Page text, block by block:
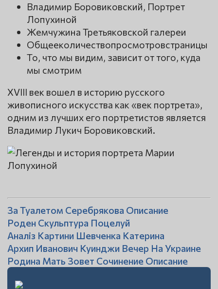
Владимир Боровиковский, Портрет
Лопухиной
Жемчужина Третьяковской галереи
Общееколичествопросмотровстраницы
То, что мы видим, зависит от того, куда
мы смотрим
XVIII век вошел в историю русского
живописного искусства как «век портрета»,
одним из лучших его портретистов является
Владимир Лукич Боровиковский.
За Туалетом Серебрякова Описание
Роден Скульптура Поцелуй
Аналіз Картини Шевченка Катерина
Архип Иванович Куинджи Вечер На Украине
Родина Мать Зовет Сочинение Описание